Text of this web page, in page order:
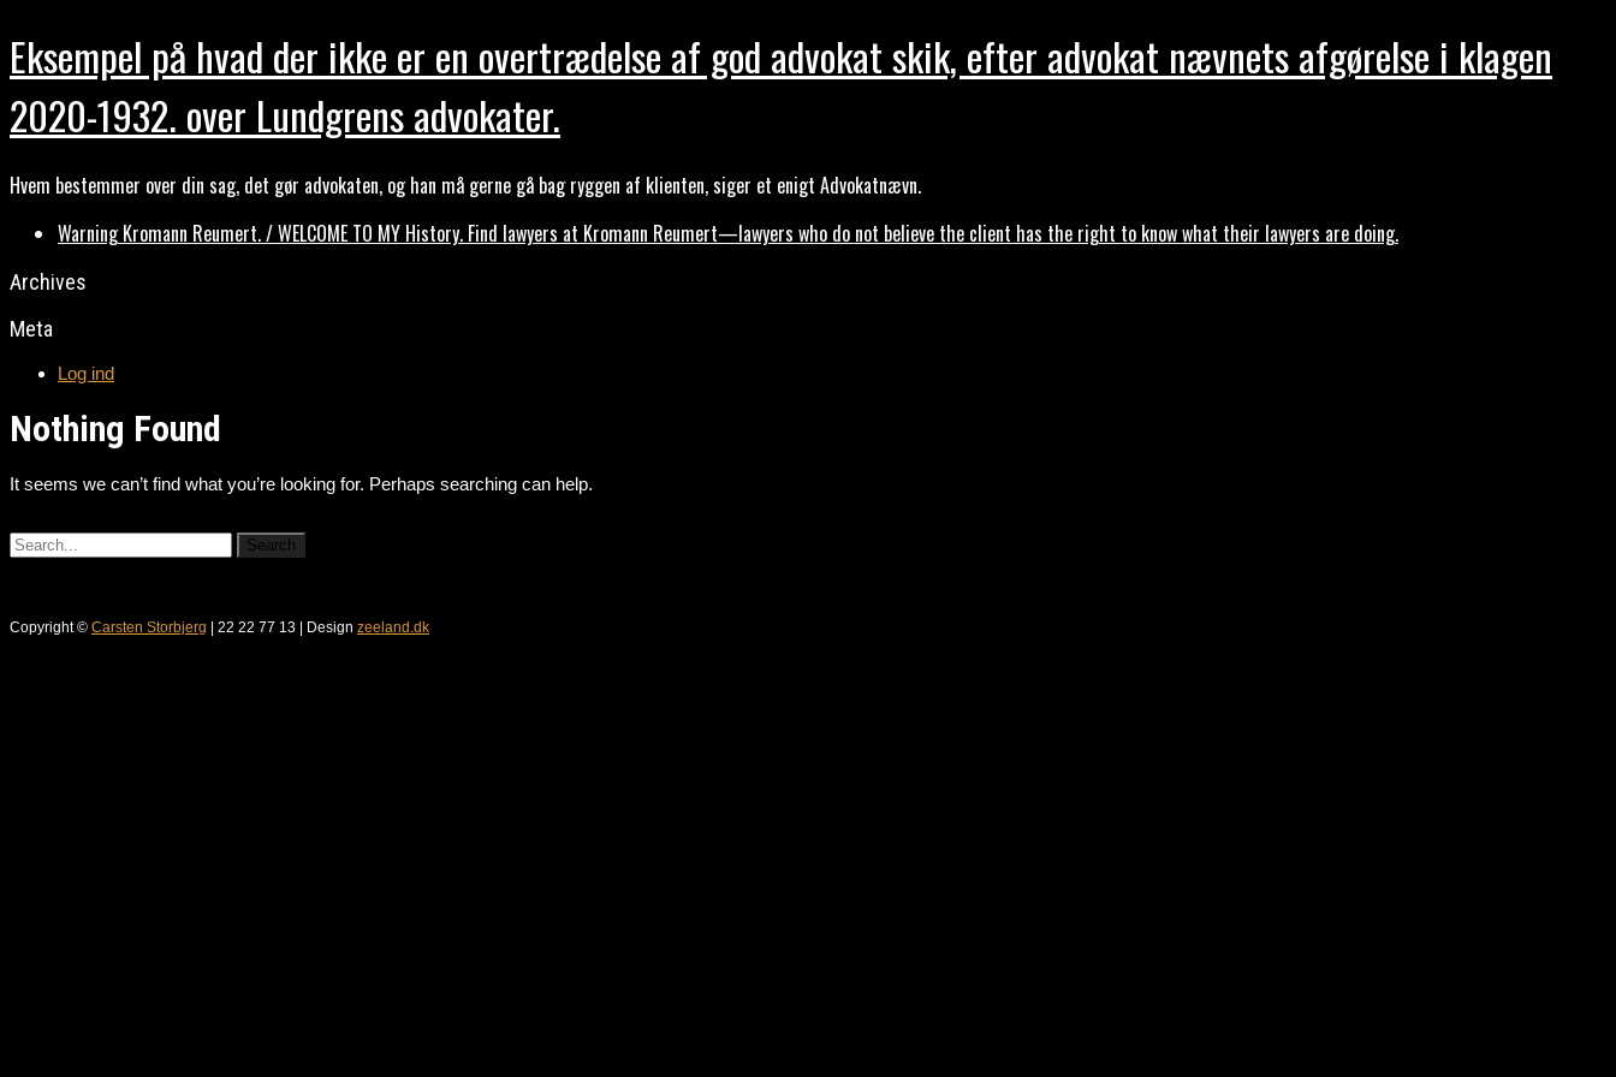
Eksempel på hvad der ikke er en overtrædelse af god advokat skik, efter advokat nævnets afgørelse i klagen
2020-1932. over Lundgrens advokater.
Hvem bestemmer over din sag, det gør advokaten, og han må gerne gå bag ryggen af klienten, siger et enigt Advokatnævn.
Warning Kromann Reumert. / WELCOME TO MY History. Find lawyers at Kromann Reumert—lawyers who do not believe the client has the right to know what their lawyers are doing.
Archives
Meta
Log ind
Nothing Found
It seems we can’t find what you’re looking for. Perhaps searching can help.
Copyright © Carsten Storbjerg | 22 22 77 13 | Design zeeland.dk